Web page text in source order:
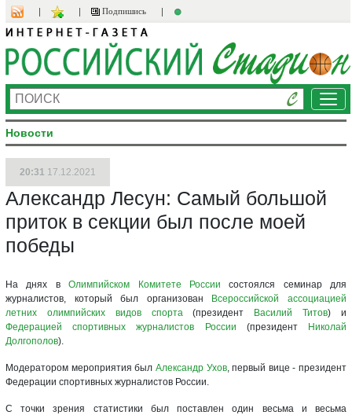
Подпишись
Новости
20:31 17.12.2021
Александр Лесун: Самый большой
приток в секции был после моей
победы
На днях вОлимпийском Комитете России состоялся семинар для
журналистов, который был организован
Всероссийской ассоциацией
летних олимпийских видов спорта(президент Василий Титов) и
Федерацией спортивных журналистов России (президент
Николай
Долгополов).
Модератором мероприятия был Александр Ухов, первый вице - президент
Федерации спортивных журналистов России.
С точки зрения статистики был поставлен один весьма и весьма